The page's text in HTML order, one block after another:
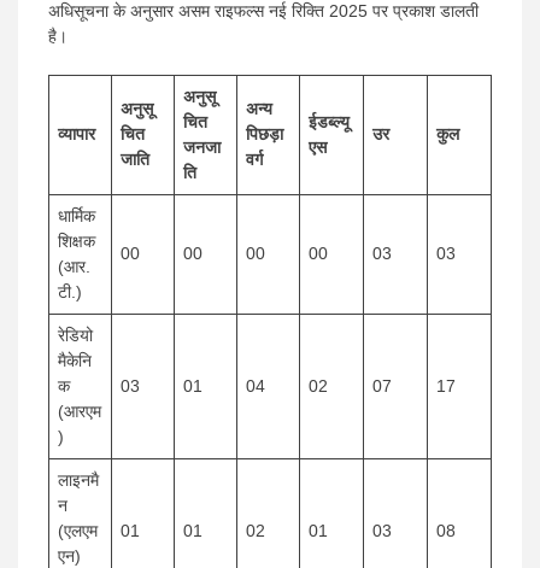
अधिसूचना के अनुसार असम राइफल्स नई रिक्ति 2025 पर प्रकाश डालती
है।
व्यापार
अनुसू
चित
जाति
अनुसू
चित
जनजा
ति
अन्य
पिछड़ा
वर्ग
ईडब्ल्यू
एस
उर कुल
धार्मिक
शिक्षक
(आर.
टी.)
00 00 00 00 03 03
रेडियो
मैकेनि
क
(आरएम
)
03 01 04 02 07 17
लाइनमै
न
(एलएम
एन)
01 01 02 01 03 08